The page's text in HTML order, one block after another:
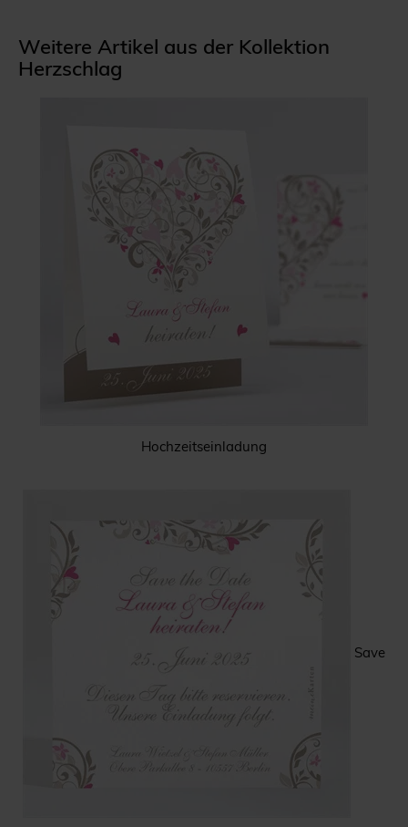
Weitere Artikel aus der Kollektion
Herzschlag
Hochzeitseinladung
Save